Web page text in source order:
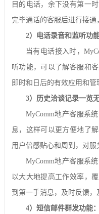
目的电话，余下没有第一
完毕通话的客服后进行接通
2）电话录音和监听功
当有电话接入时，
听功能，可以了解客服和
即时和日后的有效应用和管
3）历史洽谈记录一览
MyComm地产客服系
息，这样可以更方便地了
用户倍感贴心和周到，对服
MyComm地产客服系
以大大地提高工作效率，
到第一手消息，及时反馈，
4）短信邮件群发功能